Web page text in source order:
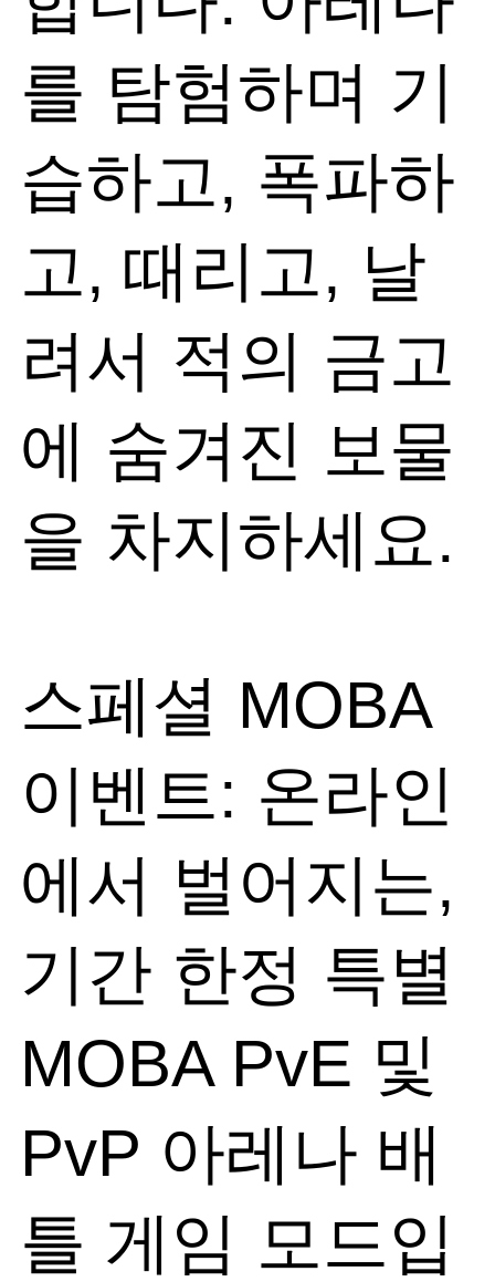
를 탐험하며 기
습하고, 폭파하
고, 때리고, 날
려서 적의 금고
에 숨겨진 보물
을 차지하세요.
스페셜 MOBA
이벤트: 온라인
에서 벌어지는,
기간 한정 특별
MOBA PvE 및
PvP 아레나 배
틀 게임 모드입